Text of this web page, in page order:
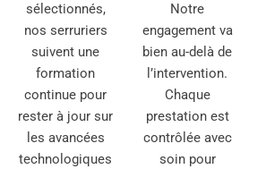
sélectionnés,
nos serruriers
suivent une
formation
continue pour
rester à jour sur
les avancées
technologiques
Notre
engagement va
bien au-delà de
l’intervention.
Chaque
prestation est
contrôlée avec
soin pour